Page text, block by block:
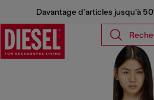
Davantage d’articles jusqu’à